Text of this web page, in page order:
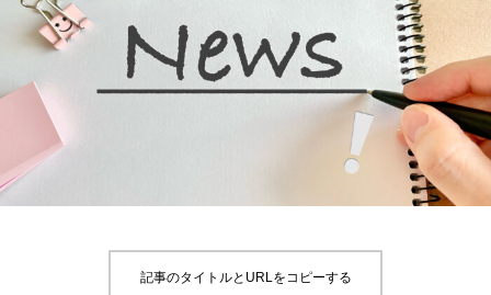
記事のタイトルとURLをコピーする